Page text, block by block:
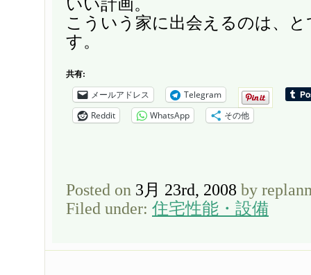
いい計画。
こういう家に出会えるのは、
す。
共有:
メールアドレス
Telegram
Reddit
WhatsApp その他
Posted on 3月 23rd, 2008 by
Filed under: 住宅性能・設備